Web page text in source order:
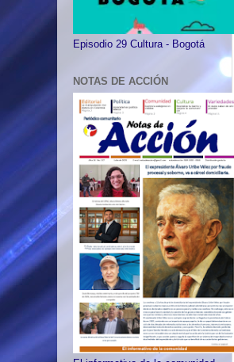
Episodio 29 Cultura - Bogotá
NOTAS DE ACCIÓN